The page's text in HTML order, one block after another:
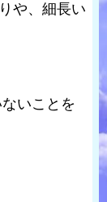
や、細長い
いことを